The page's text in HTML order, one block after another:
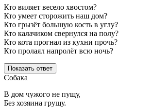
Кто виляет весело хвостом?
Кто умеет сторожить наш дом?
Кто грызёт большую кость в углу?
Кто калачиком свернулся на полу?
Кто кота прогнал из кухни прочь?
Кто пролаял напролёт всю ночь?
Показать ответ
Собака
В дом чужого не пущу,
Без хозяина грущу.